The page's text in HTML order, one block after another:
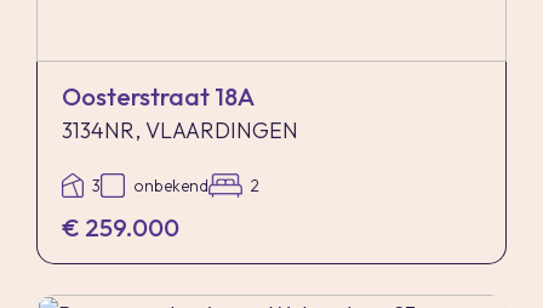
Oosterstraat 18A
3134NR, VLAARDINGEN
3 onbekend 2
€ 259.000